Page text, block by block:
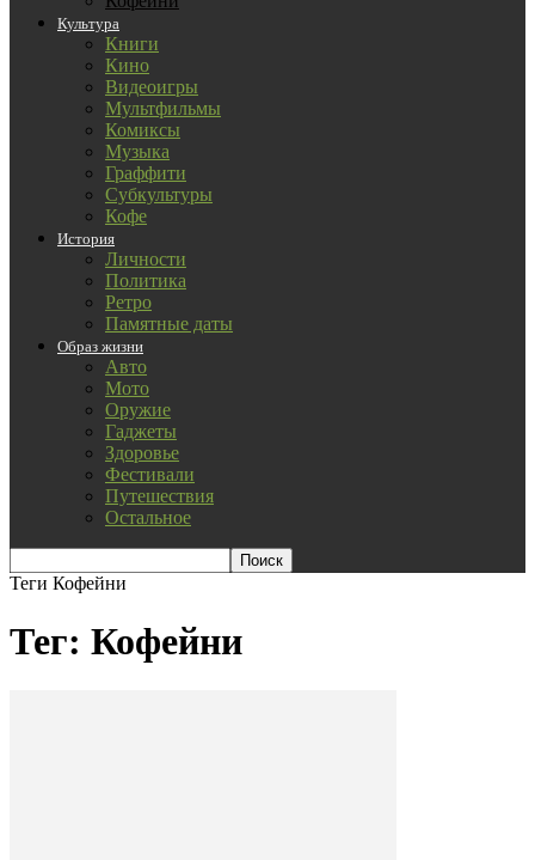
Культура
Книги
Кино
Видеоигры
Мультфильмы
Комиксы
Музыка
Граффити
Субкультуры
Кофе
История
Личности
Политика
Ретро
Памятные даты
Образ жизни
Авто
Мото
Оружие
Гаджеты
Здоровье
Фестивали
Путешествия
Остальное
Теги Кофейни
Тег: Кофейни